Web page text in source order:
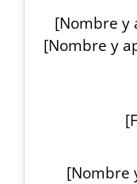
[Nombre y
[Nombre y
[Nombre